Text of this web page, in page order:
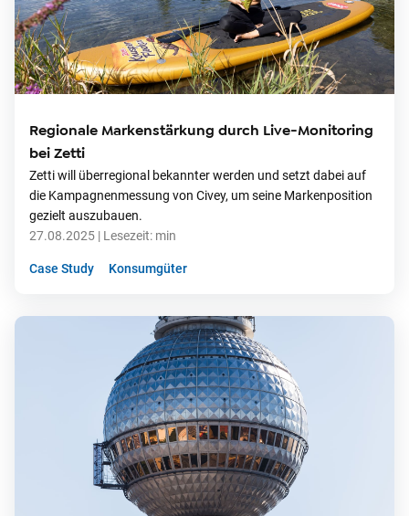
Regionale Markenstärkung durch Live-Monitoring
bei Zetti
Zetti will überregional bekannter werden und setzt dabei auf
die Kampagnenmessung von Civey, um seine Markenposition
gezielt auszubauen.
27.08.2025 | Lesezeit: min
Case Study Konsumgüter